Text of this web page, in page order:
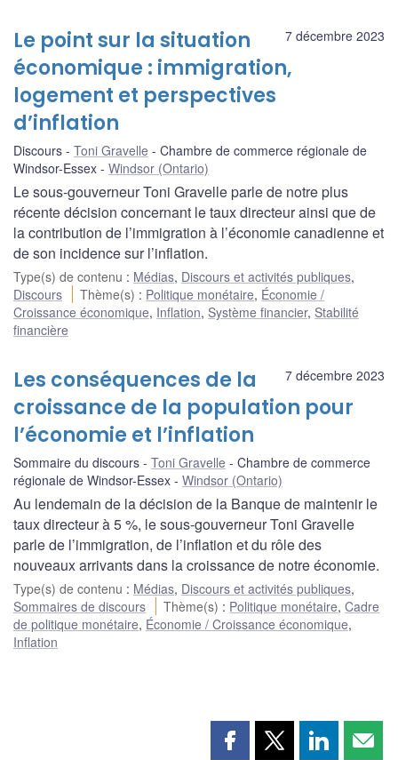
7 décembre 2023
Le point sur la situation
économique : immigration,
logement et perspectives
d’inflation
Discours Toni Gravelle
Chambre de commerce régionale de
Windsor-Essex
Windsor (Ontario)
Le sous-gouverneur Toni Gravelle parle de notre plus
récente décision concernant le taux directeur ainsi que de
la contribution de l’immigration à l’économie canadienne et
de son incidence sur l’inflation.
Type(s) de contenu : Médias, Discours et activités publiques,
Discours
Thème(s) : Politique monétaire, Économie /
Croissance économique, Inflation, Système financier, Stabilité
financière
7 décembre 2023
Les conséquences de la
croissance de la population pour
l’économie et l’inflation
Sommaire du discours Toni Gravelle
Chambre de commerce
régionale de Windsor-Essex
Windsor (Ontario)
Au lendemain de la décision de la Banque de maintenir le
taux directeur à 5 %, le sous-gouverneur Toni Gravelle
parle de l’immigration, de l’inflation et du rôle des
nouveaux arrivants dans la croissance de notre économie.
Type(s) de contenu : Médias, Discours et activités publiques,
Sommaires de discours
Thème(s) : Politique monétaire,Cadre
de politique monétaire, Économie / Croissance économique,
Inflation
PartagerPartagerPartager